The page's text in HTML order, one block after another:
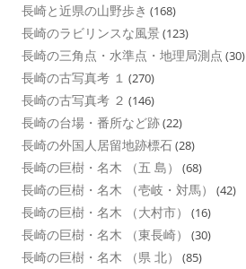
長崎と近県の山野歩き (168)
長崎のラビリンスな風景 (123)
長崎の三角点・水準点・地理局測点 (30)
長崎の古写真考 １ (270)
長崎の古写真考 ２ (146)
長崎の台場・番所など跡(22)
長崎の外国人居留地跡標石(28)
長崎の巨樹・名木 （五 島） (68)
長崎の巨樹・名木 （壱岐・対馬） (42)
長崎の巨樹・名木 （大村市） (16)
長崎の巨樹・名木 （東長崎） (30)
長崎の巨樹・名木 （県 北） (85)